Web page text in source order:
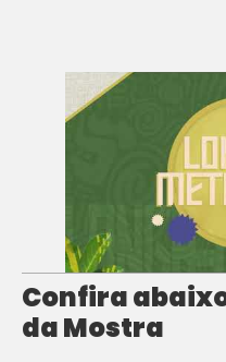
Confira
da Mostra